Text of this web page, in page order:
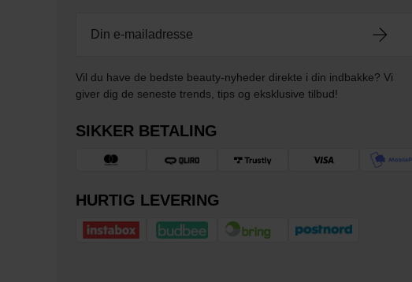
Vil du have de bedste beauty-nyheder direkte i din indbakke? Vi
giver dig de seneste trends, tips og eksklusive tilbud!
SIKKER BETALING
HURTIG LEVERING